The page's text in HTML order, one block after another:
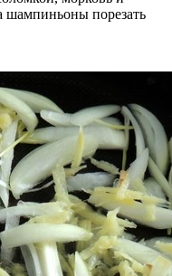
шампиньоны порезать